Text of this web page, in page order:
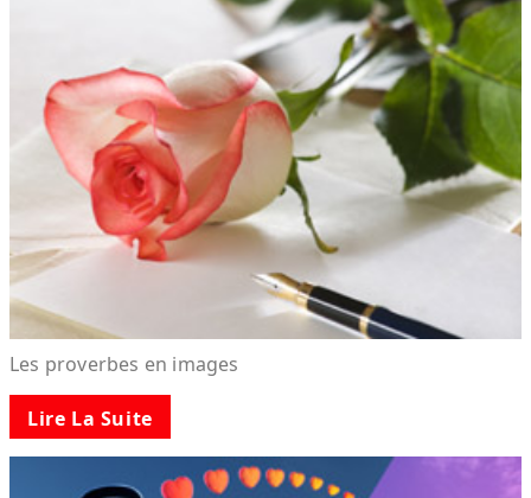
Les proverbes en images
Lire La Suite